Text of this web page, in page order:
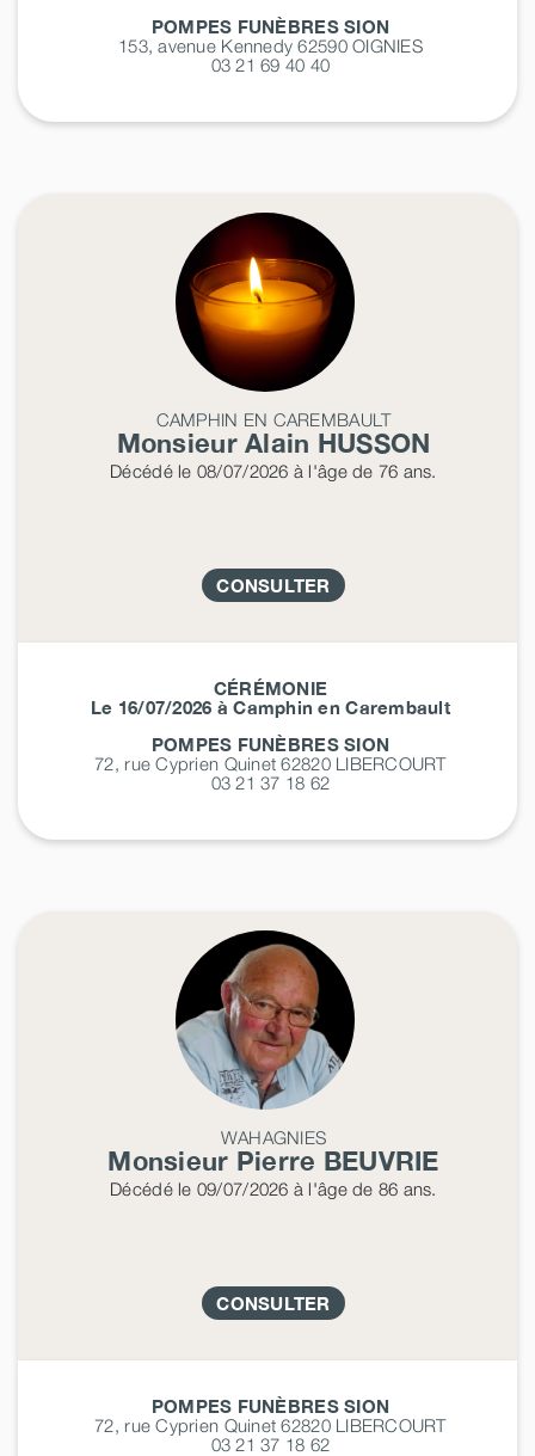
POMPES FUNÈBRES SION
153, avenue Kennedy 62590OIGNIES
03 21 69 40 40
CAMPHIN EN CAREMBAULT
Monsieur Alain HUSSON
Décédéle 08/07/2026 à l'âge de 76 ans.
CONSULTER
CÉRÉMONIE
Le 16/07/2026 à Camphin en Carembault
POMPES FUNÈBRES SION
72, rue Cyprien Quinet 62820 LIBERCOURT
03 21 37 18 62
WAHAGNIES
Monsieur Pierre BEUVRIE
Décédéle 09/07/2026 à l'âge de 86 ans.
CONSULTER
POMPES FUNÈBRES SION
72, rue Cyprien Quinet 62820 LIBERCOURT
03 21 37 18 62